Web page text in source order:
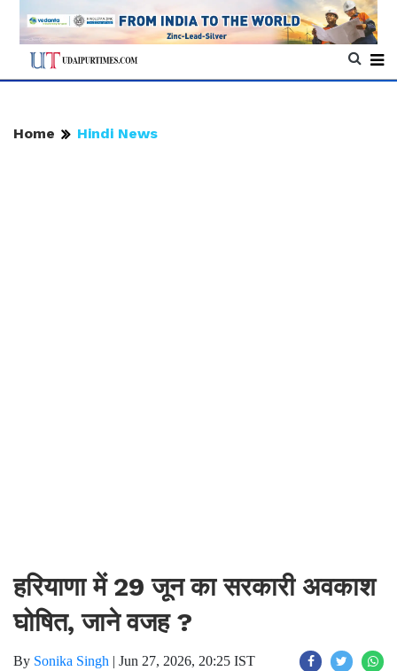
Home Hindi News
हरियाणा में 29 जून का सरकारी अवकाश
घोषित, जाने वजह ?
By Sonika Singh | Jun 27, 2026, 20:25 IST